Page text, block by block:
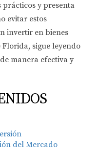
prácticos y presenta
evitar estos
invertir en bienes
sigue leyendo
manera efectiva y
del Mercado